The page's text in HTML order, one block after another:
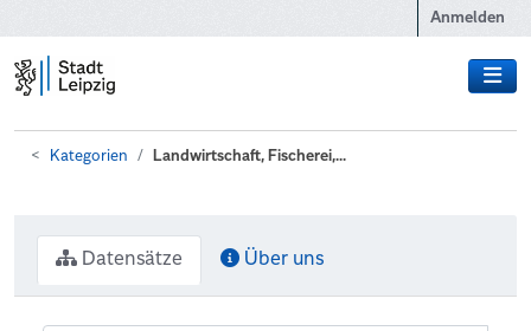
Anmelden
Kategorien Landwirtschaft, Fischerei,...
Datensätze Über uns